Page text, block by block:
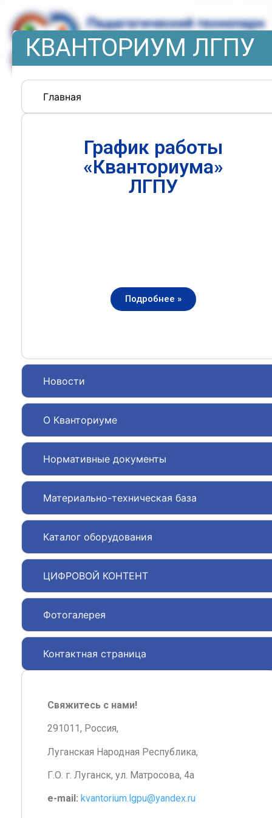
КВАНТОРИУМ ЛГПУ
Главная
Новости
О Кванториуме
Нормативные документы
Материально-техническая база
Каталог оборудования
ЦИФРОВОЙ КОНТЕНТ
Фотогалерея
Контактная страница
График работы
«Кванториума»
ЛГПУ
Подробнее »
Свяжитесь с нами!
291011, Россия,
Луганская Народная Республика,
Г.О. г. Луганск, ул. Матросова, 4а
e-mail: kvantorium.lgpu@yandex.ru